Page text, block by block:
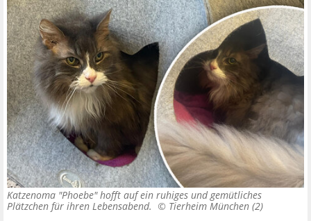
Katzenoma "Phoebe" hofft auf ein ruhiges und gemütliches
Plätzchen für ihren Lebensabend. © Tierheim München (2)